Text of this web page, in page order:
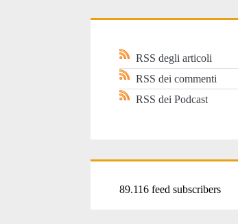
RSS degli articoli
RSS dei commenti
RSS dei Podcast
89.116 feed subscribers